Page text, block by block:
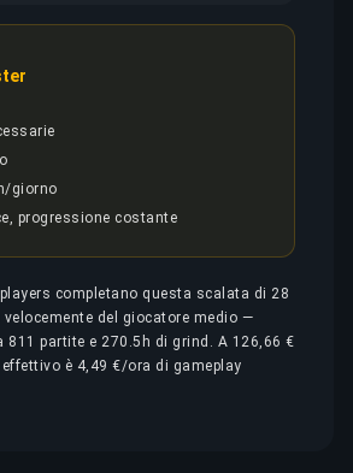
giorno
progressione costante
completano questa scalata di 28
del giocatore medio —
811 partite e 270.5h di grind. A 126,66 €
è 4,49 €/ora di gameplay